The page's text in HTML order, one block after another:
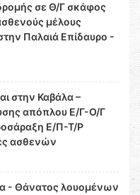
σε Θ/Γ σκάφος
μέλους
Παλαιά Επίδαυρο -
στην Καβάλα –
απόπλου Ε/Γ-Ο/Γ
Ε/Π-Τ/Ρ
ασθενών
- Θάνατος λουομένων